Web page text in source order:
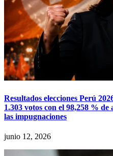
Resultados elecciones Perú
1.303 votos con el 98,258 %
las impugnaciones
junio 12, 2026